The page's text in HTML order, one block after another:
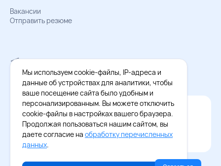
Вакансии
Отправить резюме
Мы в Телеграм
Документы об обработке персональных данных
Охрана труда – результаты СОУТ
Официальное приложение Восток - Запад
Cкачайте бесплатное приложение
Мы используем cookie-файлы, IP-адреса и
данные об устройствах для аналитики, чтобы
ваше посещение сайта было удобным и
персонализированным. Вы можете отключить
cookie-файлы в настройках вашего браузера.
Продолжая пользоваться нашим сайтом, вы
даете согласие на обработку перечисленных
данных.